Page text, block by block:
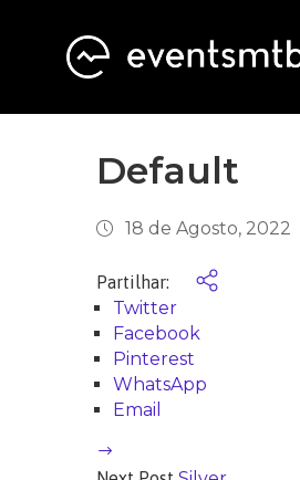
Default
18 de Agosto, 2022
Partilhar:
Twitter
Facebook
Pinterest
WhatsApp
Email